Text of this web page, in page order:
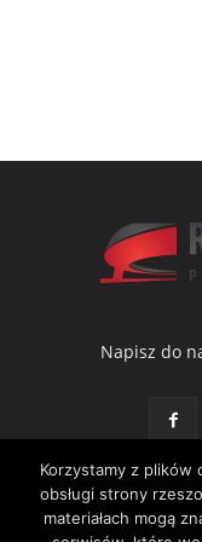
Napisz do
Korzystamy z plików
obsługi strony
materiałach mogą